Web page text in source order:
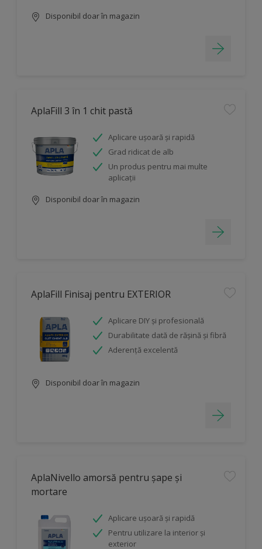
Disponibil doar în magazin
AplaFill 3 în 1 chit pastă
Aplicare ușoară și rapidă
Grad ridicat de alb
Un produs pentru mai multe
aplicații
Disponibil doar în magazin
AplaFill Finisaj pentru EXTERIOR
Aplicare DIY și profesională
Durabilitate dată de rășină și fibră
Aderență excelentă
Disponibil doar în magazin
AplaNivello amorsă pentru șape și
mortare
Aplicare ușoară și rapidă
Pentru utilizare la interior și
exterior